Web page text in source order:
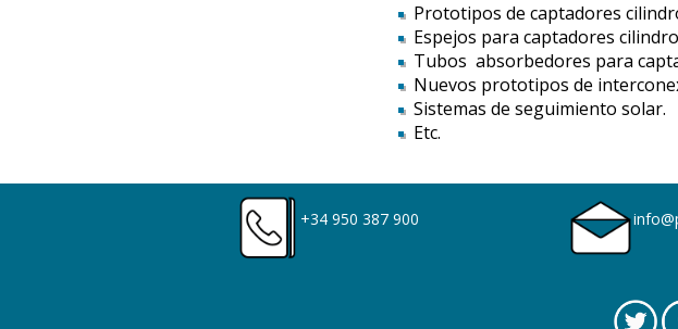
Prototipos de captadores
Espejos para captadores
Tubos absorbedores para
Nuevos prototipos de
Sistemas de seguimiento solar.
Etc.
+34 950 387 900